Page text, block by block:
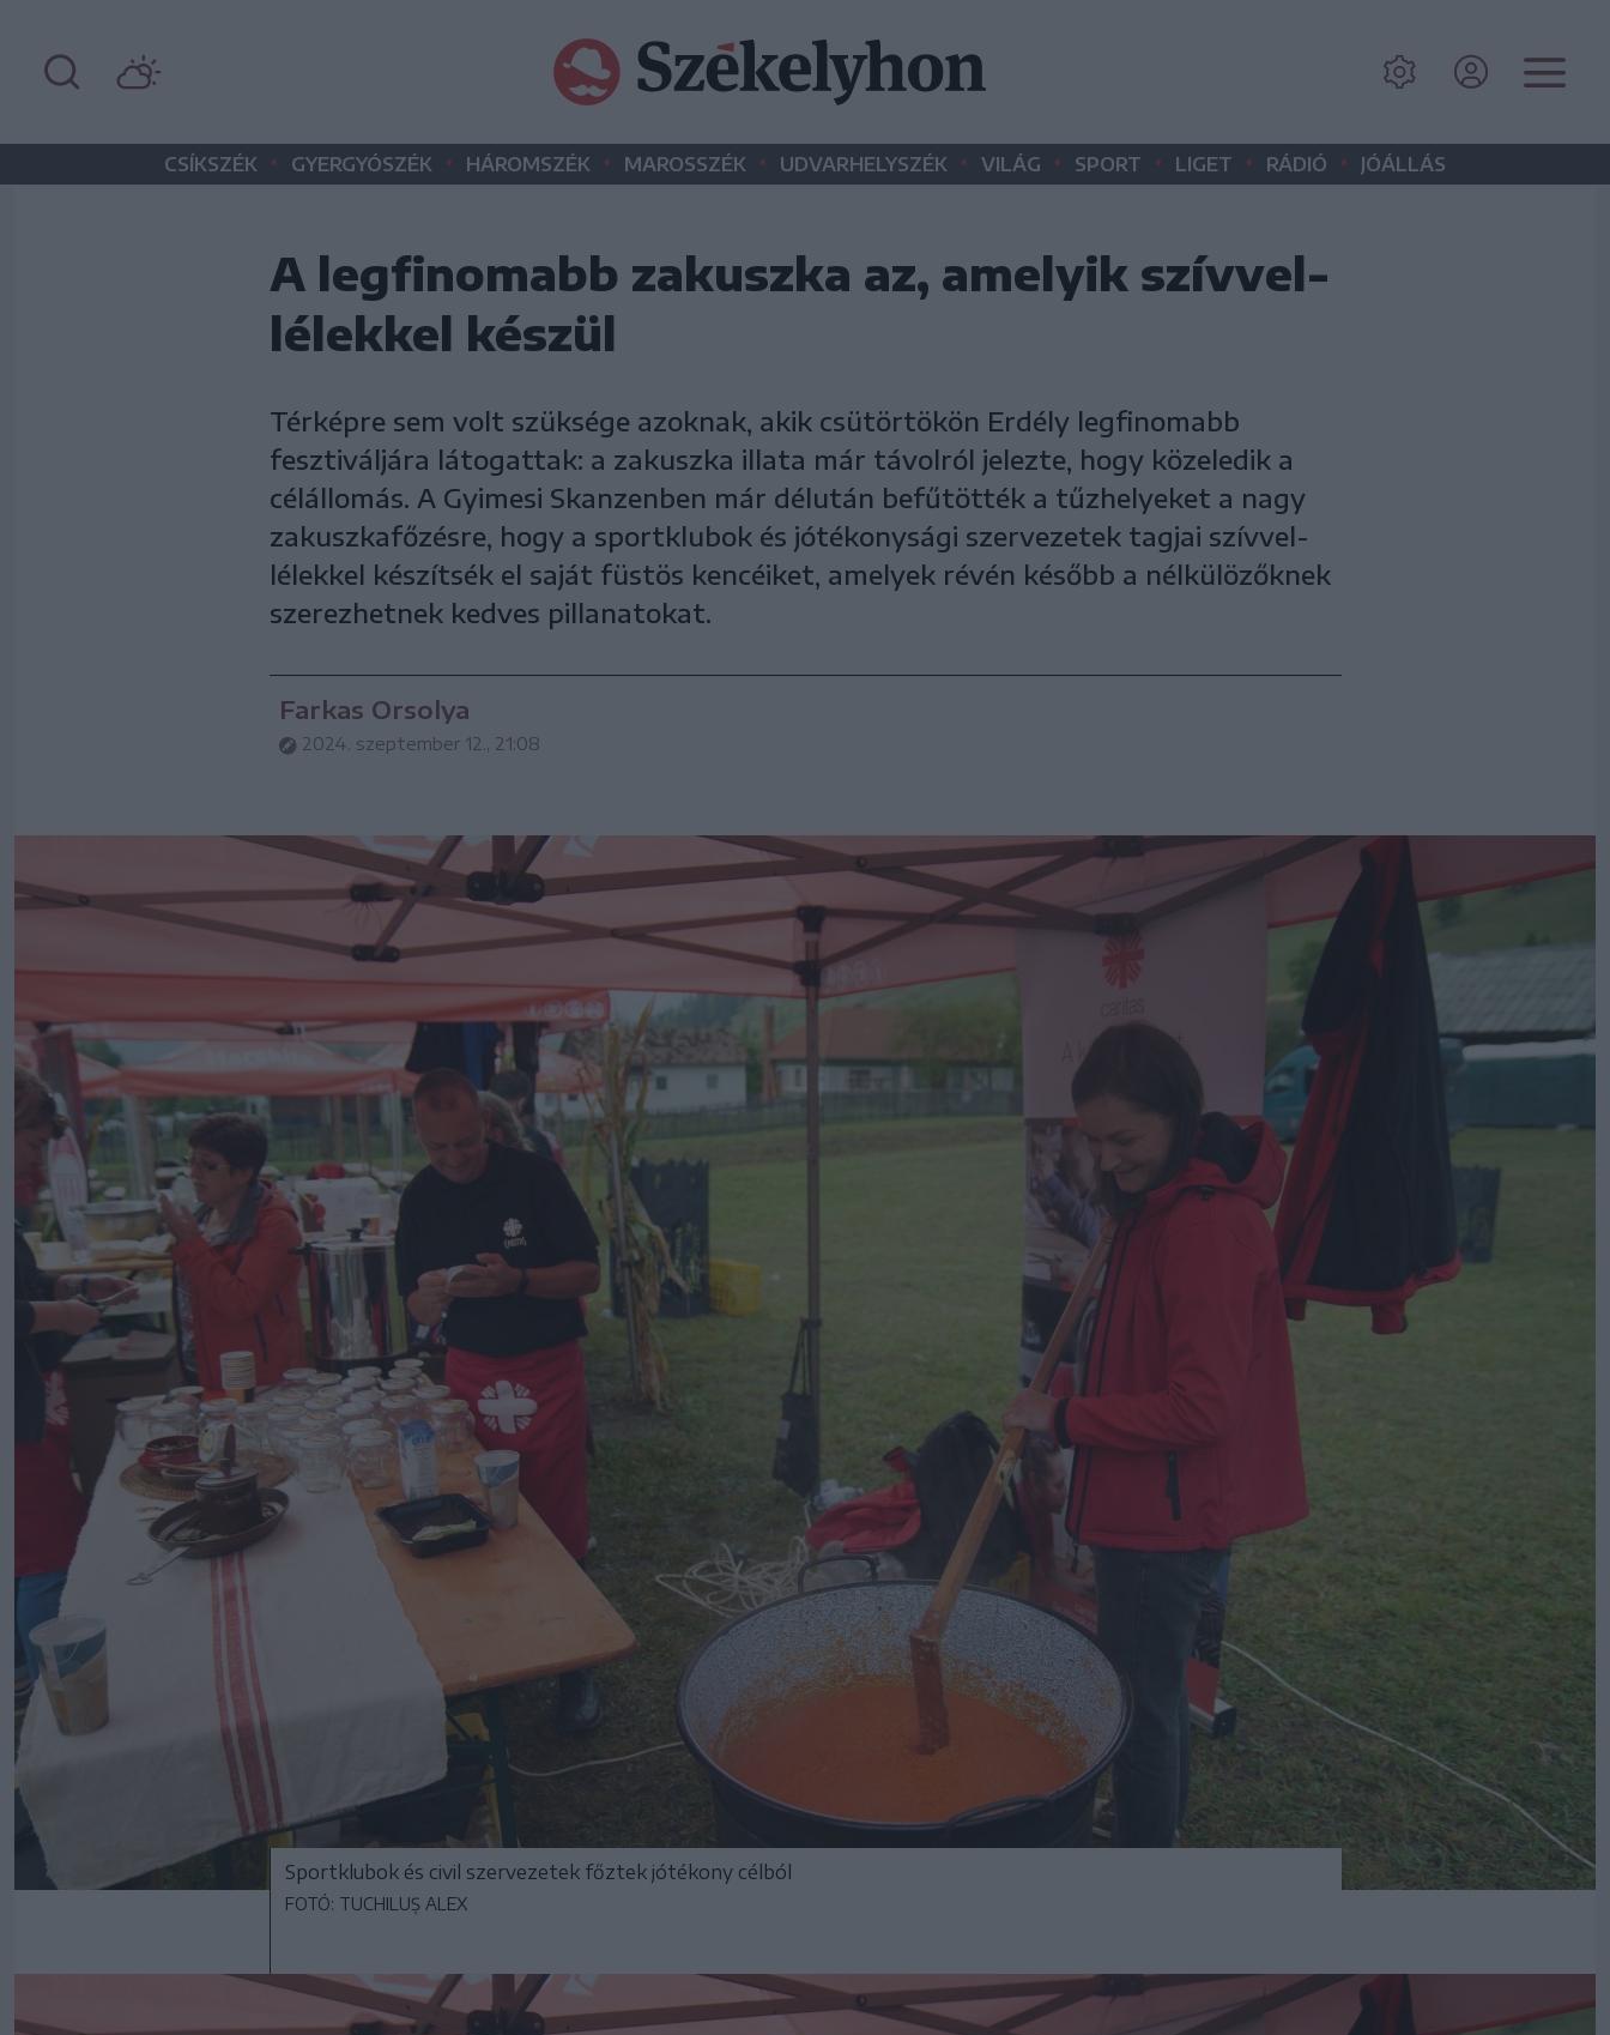
CSÍKSZÉK • GYERGYÓSZÉK • HÁROMSZÉK • MAROSSZÉK • UDVARHELYSZÉK • VILÁG • SPORT • LIGET • RÁDIÓ • JÓÁLLÁS
A legfinomabb zakuszka az, amelyik szívvel-
lélekkel készül
Térképre sem volt szüksége azoknak, akik csütörtökön Erdély legfinomabb
fesztiváljára látogattak: a zakuszka illata már távolról jelezte, hogy közeledik a
célállomás. A Gyimesi Skanzenben már délután befűtötték a tűzhelyeket a nagy
zakuszkafőzésre, hogy a sportklubok és jótékonysági szervezetek tagjai szívvel-
lélekkel készítsék el saját füstös kencéiket, amelyek révén később a nélkülözőknek
szerezhetnek kedves pillanatokat.
Farkas Orsolya
2024. szeptember 12., 21:08
Sportklubok és civil szervezetek főztek jótékony célból
FOTÓ: TUCHILUȘ ALEX